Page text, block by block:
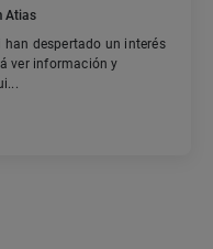
Atias
han despertado un interés
ver información y